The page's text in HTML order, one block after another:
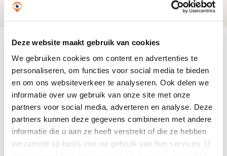
Deze website maakt gebruik van cookies
We gebruiken cookies om content en advertenties te
personaliseren, om functies voor social media te bieden
en om ons websiteverkeer te analyseren. Ook delen we
informatie over uw gebruik van onze site met onze
partners voor social media, adverteren en analyse. Deze
partners kunnen deze gegevens combineren met andere
informatie die u aan ze heeft verstrekt of die ze hebben
verzameld op basis van uw gebruik van hun services. U
Doelbesteding (2024)
€ 47.334